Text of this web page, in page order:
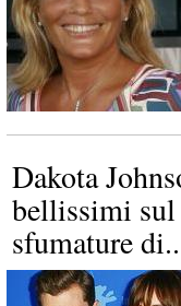
Dakota
bellissimi sul
sfumature